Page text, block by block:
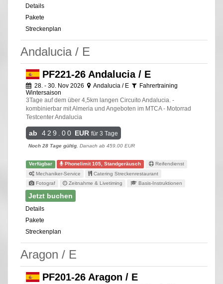
Details
Pakete
Streckenplan
Andalucia / E
PF221-26 Andalucia / E
28. - 30. Nov 2026 Andalucia / E
Fahrertraining
Wintersaison
3Tage auf dem über 4,5km langen Circuito Andalucia. -
kombinierbar mit Almeria und Angeboten im MTCA - Motorrad
Testcenter Andalucia
ab 429.00 EUR für 3 Tage
Noch 28 Tage gültig, Danach ab 459.00 EUR
Verfügbar Phonelimit 105, Standgeräusch
Reifendienst
Mechaniker-Service
Catering Streckenrestaurant
Fotograf
Zeitnahme & Livetiming Basis-Instruktionen
Jetzt buchen
Details
Pakete
Streckenplan
Aragon / E
PF201-26 Aragon / E